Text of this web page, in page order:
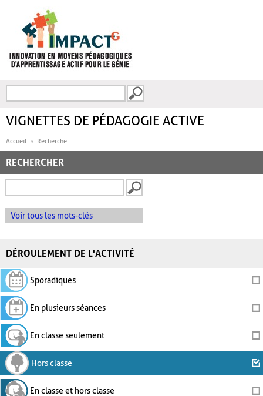
FORMULAIRE DE
VIGNETTES DE PÉDAGOGIE ACTIVE
Accueil Recherche
RECHERCHER
Voir tous les mots-clés
DÉROULEMENT DE L'ACTIVITÉ
Sporadiques
En plusieurs séances
En classe seulement
Hors classe
En classe et hors classe